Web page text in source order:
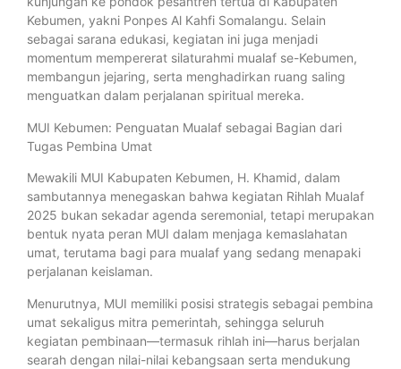
Kebumen, yakni Ponpes Al Kahfi Somalangu. Selain
sebagai sarana edukasi, kegiatan ini juga menjadi
momentum mempererat silaturahmi mualaf se-Kebumen,
membangun jejaring, serta menghadirkan ruang saling
menguatkan dalam perjalanan spiritual mereka.
MUI Kebumen: Penguatan Mualaf sebagai Bagian dari
Tugas Pembina Umat
Mewakili MUI Kabupaten Kebumen, H. Khamid, dalam
sambutannya menegaskan bahwa kegiatan Rihlah Mualaf
2025 bukan sekadar agenda seremonial, tetapi merupakan
bentuk nyata peran MUI dalam menjaga kemaslahatan
umat, terutama bagi para mualaf yang sedang menapaki
perjalanan keislaman.
Menurutnya, MUI memiliki posisi strategis sebagai pembina
umat sekaligus mitra pemerintah, sehingga seluruh
kegiatan pembinaan—termasuk rihlah ini—harus berjalan
searah dengan nilai-nilai kebangsaan serta mendukung